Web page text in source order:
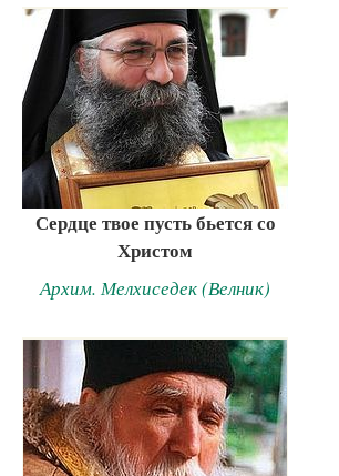
Сердце твое пусть бьется со
Христом
Архим. Мелхиседек (Велник)